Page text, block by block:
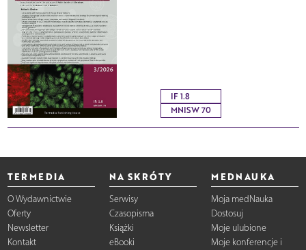
IF 1.8
MNISW 70
TERMEDIA
O Wydawnictwie
Oferty
Newsletter
Kontakt
NA SKRÓTY
Serwisy
Czasopisma
Książki
eBooki
MEDNAUKA
Moja medNauka
Dostosuj
Moje ulubione
Moje konferencje i